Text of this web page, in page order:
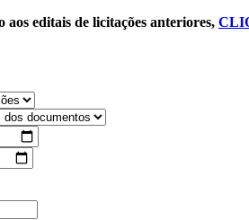
aos editais de licitações anteriores,